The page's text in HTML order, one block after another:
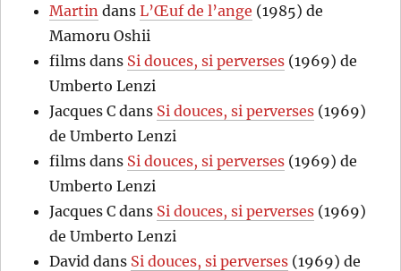
Martin dansL’Œuf de l’ange (1985) de
Mamoru Oshii
films dans Si douces, si perverses (1969) de
Umberto Lenzi
Jacques C dans Si douces, si perverses (1969)
de Umberto Lenzi
films dans Si douces, si perverses (1969) de
Umberto Lenzi
Jacques C dans Si douces, si perverses (1969)
de Umberto Lenzi
David dans Si douces, si perverses (1969) de